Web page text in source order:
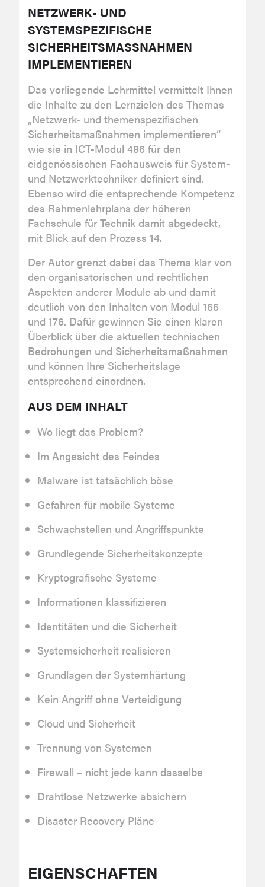
NETZWERK- UND
SYSTEMSPEZIFISCHE
SICHERHEITSMASSNAHMEN
IMPLEMENTIEREN
Das vorliegende Lehrmittel vermittelt Ihnen
die Inhalte zu den Lernzielen des Themas
„Netzwerk- und themenspezifischen
Sicherheitsmaßnahmen implementieren“
wie sie in ICT-Modul 486 für den
eidgenössischen Fachausweis für System-
und Netzwerktechniker definiert sind.
Ebenso wird die entsprechende Kompetenz
des Rahmenlehrplans der höheren
Fachschule für Technik damit abgedeckt,
mit Blick auf den Prozess 14.
Der Autor grenzt dabei das Thema klar von
den organisatorischen und rechtlichen
Aspekten anderer Module ab und damit
deutlich von den Inhalten von Modul 166
und 176. Dafür gewinnen Sie einen klaren
Überblick über die aktuellen technischen
Bedrohungen und Sicherheitsmaßnahmen
und können Ihre Sicherheitslage
entsprechend einordnen.
AUS DEM INHALT
Wo liegt das Problem?
Im Angesicht des Feindes
Malware ist tatsächlich böse
Gefahren für mobile Systeme
Schwachstellen und Angriffspunkte
Grundlegende Sicherheitskonzepte
Kryptografische Systeme
Informationen klassifizieren
Identitäten und die Sicherheit
Systemsicherheit realisieren
Grundlagen der Systemhärtung
Kein Angriff ohne Verteidigung
Cloud und Sicherheit
Trennung von Systemen
Firewall – nicht jede kann dasselbe
Drahtlose Netzwerke absichern
Disaster Recovery Pläne
EIGENSCHAFTEN